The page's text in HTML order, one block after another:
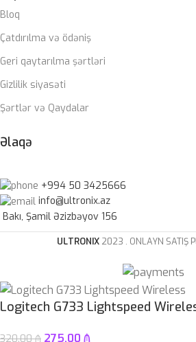
Bloq
Çatdırılma və ödəniş
Geri qaytarılma şərtləri
Gizlilik siyasəti
Şərtlər və Qaydalar
Əlaqə
+994 50 3425666
info@ultronix.az
Bakı, Şamil Əzizbəyov 156
ULTRONIX 2023 . ONLAYN SATIŞ
Logitech G733 Lightspeed
320.00₼ 275.00 ₼